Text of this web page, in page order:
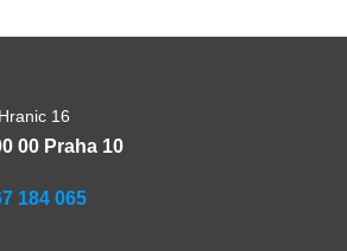
16
00 Praha 10
184 065